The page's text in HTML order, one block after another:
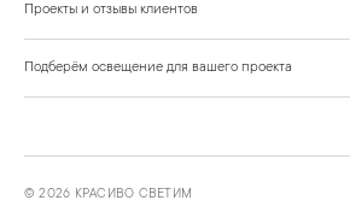
Проекты и отзывы клиентов
Подберём освещение для вашего проекта
©2026 КРАСИВО СВЕТИМ